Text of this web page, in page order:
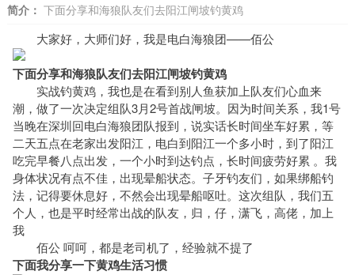
简介： 下面分享和海狼队友们去阳江闸坡钓黄鸡
大家好，大师们好，我是电白海狼团——佰公
下面分享和海狼队友们去阳江闸坡钓黄鸡
实战钓黄鸡，我也是在看到别人鱼获加上队友们心血来
潮，做了一次决定组队3月2号首战闸坡。因为时间关系，我1号
当晚在深圳回电白海狼团队报到，说实话长时间坐车好累，等
二天五点在老家出发阳江，电白到阳江一个多小时，到了阳江
吃完早餐八点出发，一个小时到达钓点，长时间疲劳好累 。我
身体状况有点不佳，出现晕船状态。子牙钓友们，如果绑船钓
法，记得要休息好，不然会出现晕船呕吐。这次组队，我们五
个人，也是平时经常出战的队友，归，仔，潇飞，高佬，加上
我
佰公 呵呵，都是老司机了，经验就不提了
下面我分享一下黄鸡生活习惯